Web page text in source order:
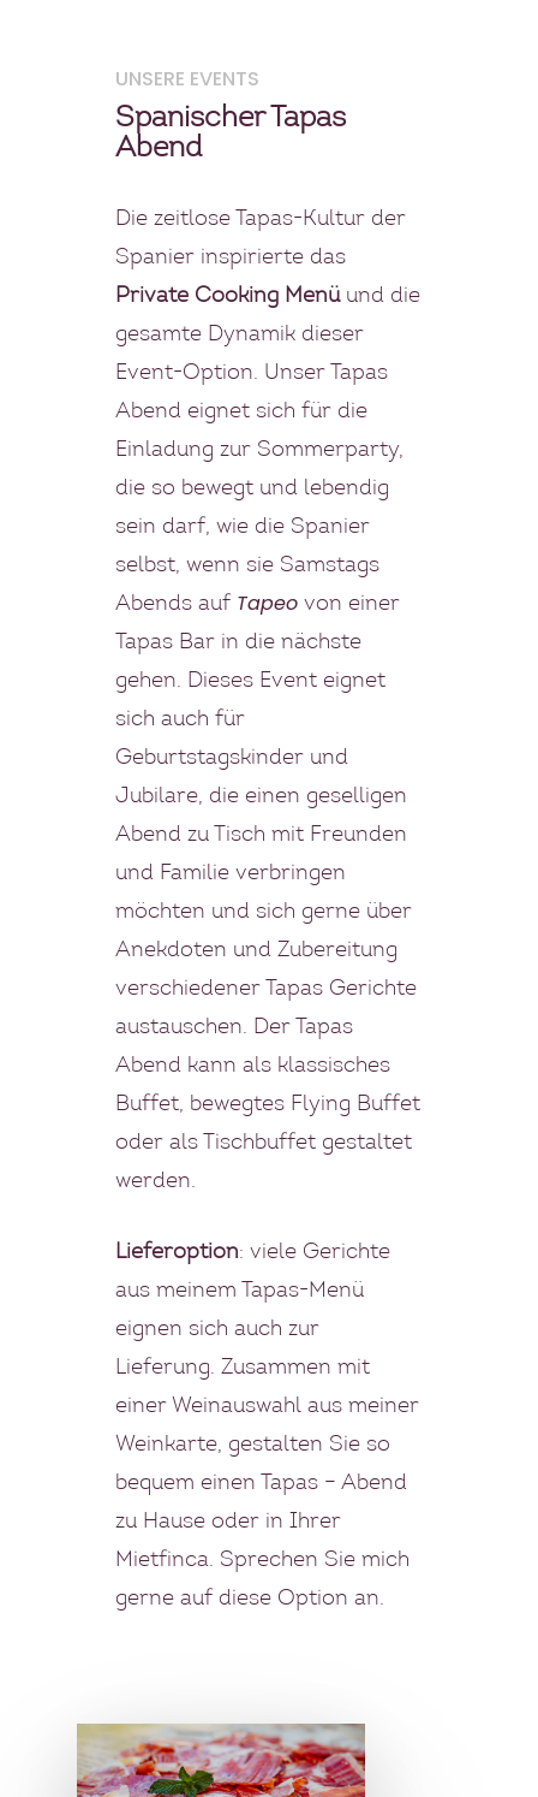
UNSERE EVENTS
Spanischer Tapas
Abend
Die zeitlose Tapas-Kultur der
Spanier inspirierte das
Private Cooking Menüund die
gesamte Dynamik dieser
Event-Option. Unser Tapas
Abend eignet sich für die
Einladung zur Sommerparty,
die so bewegt und lebendig
sein darf, wie die Spanier
selbst, wenn sie Samstags
Abends auf Tapeo von einer
Tapas Bar in die nächste
gehen. Dieses Event eignet
sich auch für
Geburtstagskinder und
Jubilare, die einen geselligen
Abend zu Tisch mit Freunden
und Familie verbringen
möchten und sich gerne über
Anekdoten und Zubereitung
verschiedener Tapas Gerichte
austauschen. Der Tapas
Abend kann als klassisches
Buffet, bewegtes Flying Buffet
oder als Tischbuffet gestaltet
werden.
Lieferoption: viele Gerichte
aus meinem Tapas-Menü
eignen sich auch zur
Lieferung. Zusammen mit
einer Weinauswahl aus meiner
Weinkarte, gestalten Sie so
bequem einen Tapas – Abend
zu Hause oder in Ihrer
Mietfinca. Sprechen Sie mich
gerne auf diese Option an.
Private Cooking
KOCHBUCH
SPECIALS
MEHRTAGES PAKETE
EVENTS
BLOG
GESCHICHTE